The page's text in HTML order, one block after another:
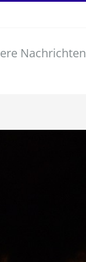
Nachrichten